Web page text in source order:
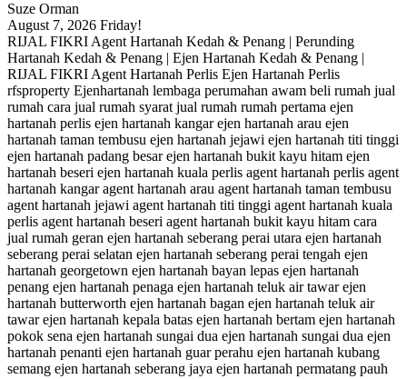
Suze Orman
August 7, 2026 Friday!
RIJAL FIKRI Agent Hartanah Kedah & Penang | Perunding
Hartanah Kedah & Penang | Ejen Hartanah Kedah & Penang |
RIJAL FIKRI Agent Hartanah Perlis Ejen Hartanah Perlis
rfsproperty Ejenhartanah lembaga perumahan awam beli rumah jual
rumah cara jual rumah syarat jual rumah rumah pertama ejen
hartanah perlis ejen hartanah kangar ejen hartanah arau ejen
hartanah taman tembusu ejen hartanah jejawi ejen hartanah titi tinggi
ejen hartanah padang besar ejen hartanah bukit kayu hitam ejen
hartanah beseri ejen hartanah kuala perlis agent hartanah perlis agent
hartanah kangar agent hartanah arau agent hartanah taman tembusu
agent hartanah jejawi agent hartanah titi tinggi agent hartanah kuala
perlis agent hartanah beseri agent hartanah bukit kayu hitam cara
jual rumah geran ejen hartanah seberang perai utara ejen hartanah
seberang perai selatan ejen hartanah seberang perai tengah ejen
hartanah georgetown ejen hartanah bayan lepas ejen hartanah
penang ejen hartanah penaga ejen hartanah teluk air tawar ejen
hartanah butterworth ejen hartanah bagan ejen hartanah teluk air
tawar ejen hartanah kepala batas ejen hartanah bertam ejen hartanah
pokok sena ejen hartanah sungai dua ejen hartanah sungai dua ejen
hartanah penanti ejen hartanah guar perahu ejen hartanah kubang
semang ejen hartanah seberang jaya ejen hartanah permatang pauh